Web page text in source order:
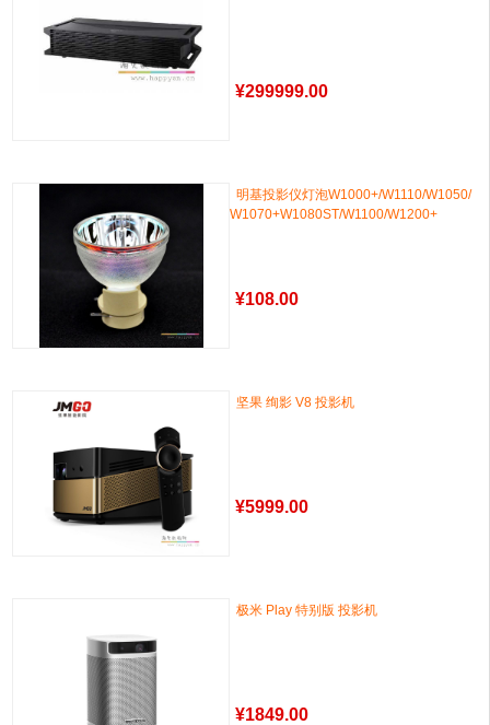
¥299999.00
明基投影仪灯泡W1000+/W1110/W1050/
W1070+W1080ST/W1100/W1200+
¥108.00
坚果 绚影 V8 投影机
¥5999.00
极米 Play 特别版 投影机
¥1849.00